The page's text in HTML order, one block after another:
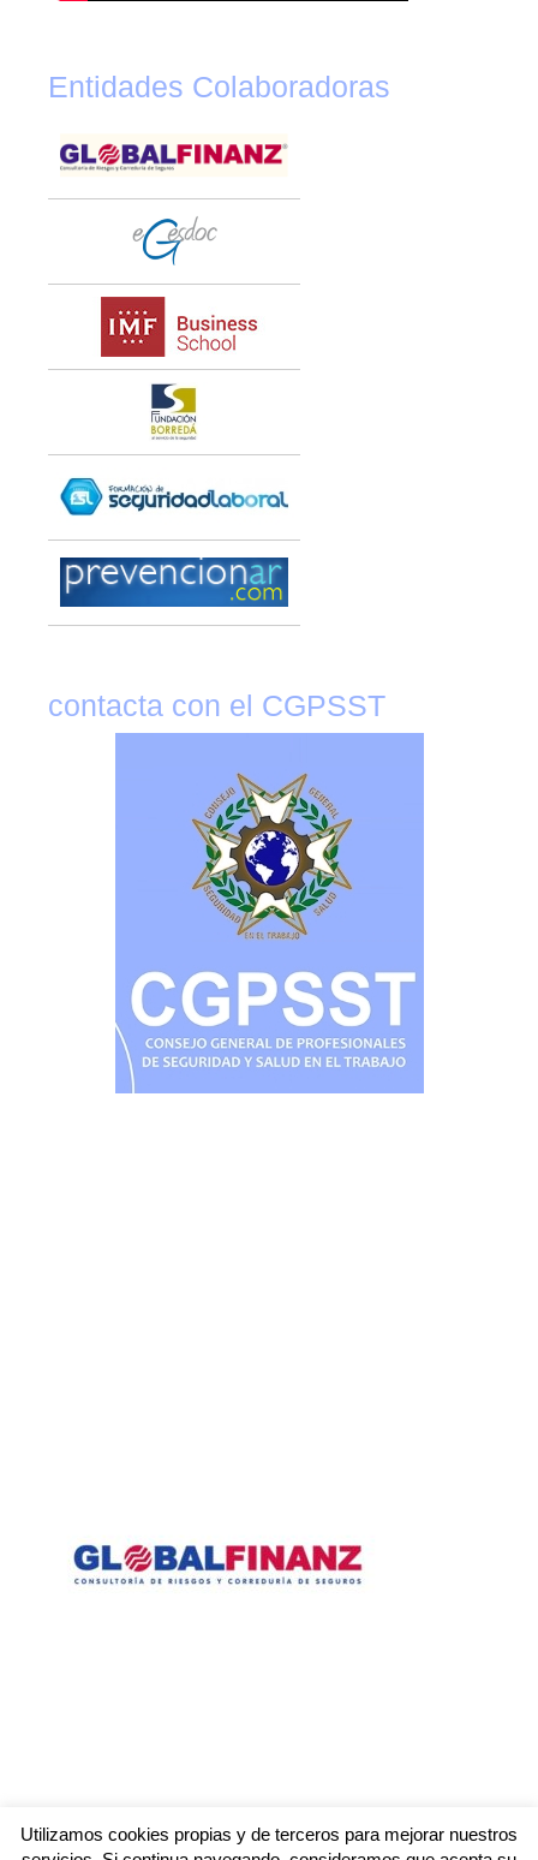
Entidades Colaboradoras
contacta con el CGPSST
Utilizamos cookies propias y de terceros para mejorar nuestros